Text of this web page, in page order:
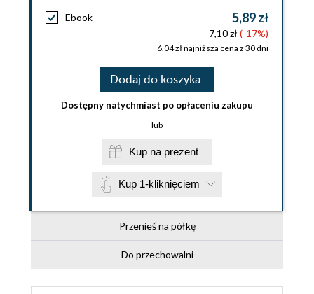
Ebook 5,89 zł
7,10 zł(-17%)
6,04 zł najniższa cena z 30 dni
Dodaj do koszyka
Dostępny natychmiast po opłaceniu zakupu
lub
Kup na prezent
Kup 1-kliknięciem
Przenieś na półkę
Do przechowalni